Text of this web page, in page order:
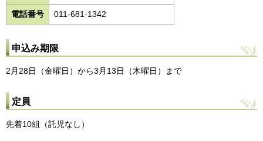
電話番号 011-681-1342
申込み期限
2月28日（金曜日）から3月13日（木曜日）まで
定員
先着10組（託児なし）